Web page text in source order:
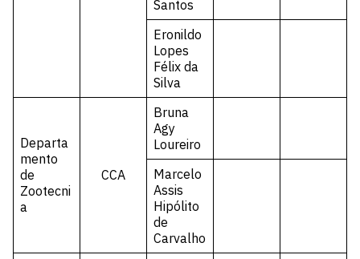
Santos
Eronildo
Lopes
Félix da
Silva
Departa
mento
de
Zootecni
a
CCA
Bruna
Agy
Loureiro
Marcelo
Assis
Hipólito
de
Carvalho